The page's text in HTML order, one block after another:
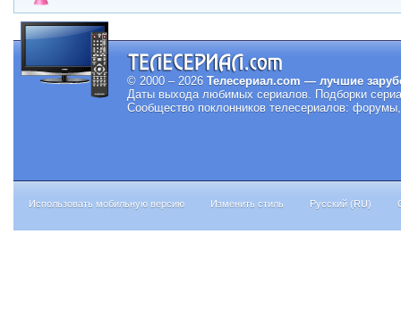
© 2000 – 2026 Телесериал.com — лучшие
Даты выхода любимых сериалов. Подборки
Сообщество поклонников телесериалов:
Использовать мобильную версию Изменить стиль Русский (RU)